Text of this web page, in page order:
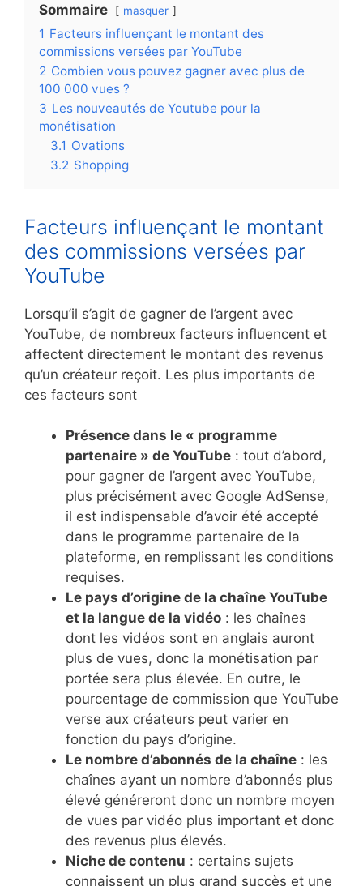
Sommaire masquer
1 Facteurs influençant le montant des
commissions versées par YouTube
2 Combien vous pouvez gagner avec plus de
100 000 vues ?
3 Les nouveautés de Youtube pour la
monétisation
3.1 Ovations
3.2 Shopping
Facteurs influençant le montant
des commissions versées par
YouTube
Lorsqu’il s’agit de gagner de l’argent avec
YouTube, de nombreux facteurs influencent et
affectent directement le montant des revenus
qu’un créateur reçoit. Les plus importants de
ces facteurs sont
Présence dans le « programme
partenaire » de YouTube : tout d’abord,
pour gagner de l’argent avec YouTube,
plus précisément avec Google AdSense,
il est indispensable d’avoir été accepté
dans le programme partenaire de la
plateforme, en remplissant les conditions
requises.
Le pays d’origine de la chaîne YouTube
et la langue de la vidéo : les chaînes
dont les vidéos sont en anglais auront
plus de vues, donc la monétisation par
portée sera plus élevée. En outre, le
pourcentage de commission que YouTube
verse aux créateurs peut varier en
fonction du pays d’origine.
Le nombre d’abonnés de la chaîne : les
chaînes ayant un nombre d’abonnés plus
élevé généreront donc un nombre moyen
de vues par vidéo plus important et donc
des revenus plus élevés.
Niche de contenu : certains sujets
connaissent un plus grand succès et une